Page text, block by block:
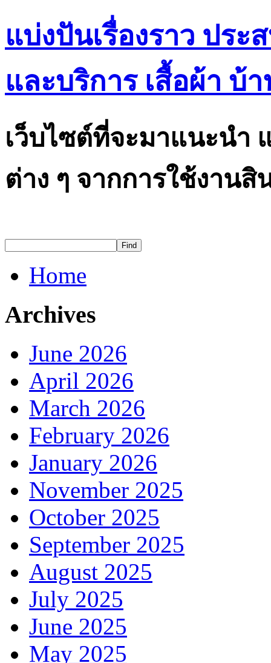
แบ่งปันเรื่องราว ปร
และบริการ เสื้อผ้า บ้
เว็บไซต์ที่จะมาแนะนำ
ต่าง ๆ จากการใช้งาน
Home
Archives
June 2026
April 2026
March 2026
February 2026
January 2026
November 2025
October 2025
September 2025
August 2025
July 2025
June 2025
May 2025